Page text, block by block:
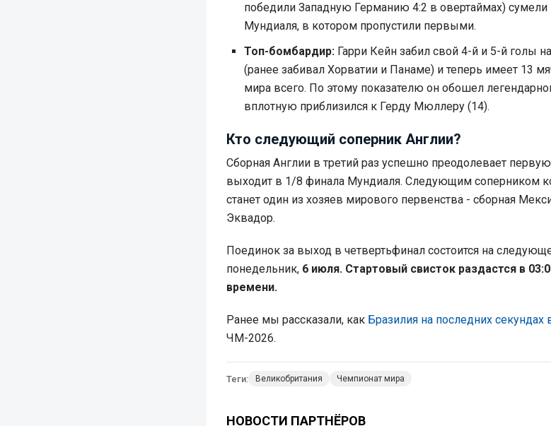
победили Западную Германию 4:2 в овертаймах) сумели
Мундиаля, в котором пропустили первыми.
Топ-бомбардир: Гарри Кейн забил свой 4-й и 5-й голы
(ранее забивал Хорватии и Панаме) и теперь имеет 13
мира всего. По этому показателю он обошел
вплотную приблизился к Герду Мюллеру (14).
Кто следующий соперник Англии?
Сборная Англии в третий раз успешно преодолевает
выходит в 1/8 финала Мундиаля. Следующим соперником
станет один из хозяев мирового первенства - сборная
Эквадор.
Поединок за выход в четвертьфинал состоится на
понедельник, 6 июля. Стартовый свисток раздастся в
времени.
Ранее мы рассказали, как Бразилия на последних
ЧМ-2026.
Теги: Великобритания Чемпионат мира